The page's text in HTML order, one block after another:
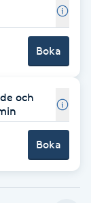
Boka
och
Boka